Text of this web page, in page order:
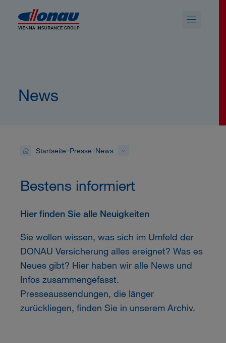
News
Startseite Presse News
Bestens informiert
Hier finden Sie alle Neuigkeiten
Sie wollen wissen, was sich im Umfeld der
DONAU Versicherung alles ereignet? Was es
Neues gibt? Hier haben wir alle News und
Infos zusammengefasst.
Presseaussendungen, die länger
zurückliegen, finden Sie in unserem Archiv.